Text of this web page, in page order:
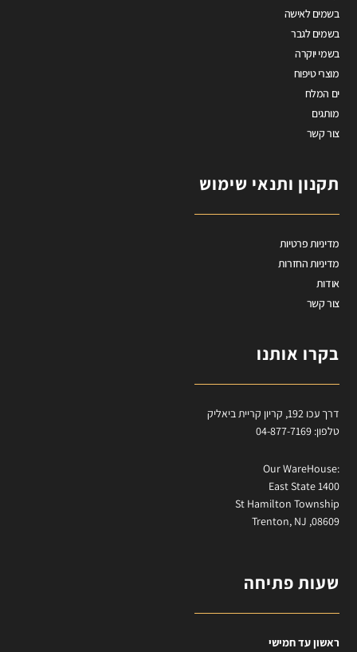
בשמים לאישה
בשמים לגבר
בשמי יוקרה
מוצרי טיפוח
ים המלח
מותגים
צור קשר
תקנון ותנאי שימוש
מדיניות פרטיות
מדיניות החזרות
אודות
צור קשר
בקרו אותנו
דרך עכו 192, קריון קריית ביאליק
טלפון: 04-877-7169
:Our WareHouse
East State 1400
St Hamilton Township
Trenton, NJ ,08609
שעות פתיחה
ראשון עד חמישי